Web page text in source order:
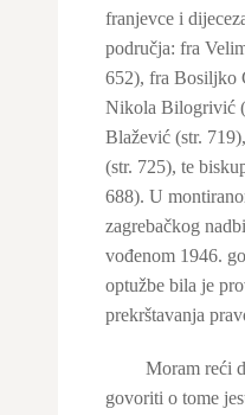
franjevce i
područja: fra
652), fra Bosiljko
Nikola Bilogrivić
Blažević (str.
(str. 725), te
688). U
zagrebačkog
vođenom 1946.
optužbe bila je
prekrštavanja
Moram reći
govoriti o tome